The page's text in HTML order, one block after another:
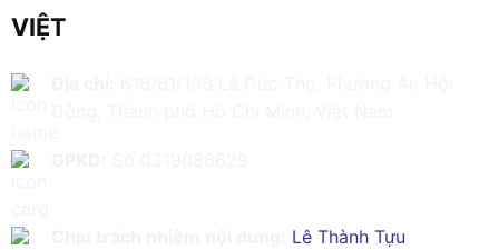
VIỆT
Lê Thành Tựu